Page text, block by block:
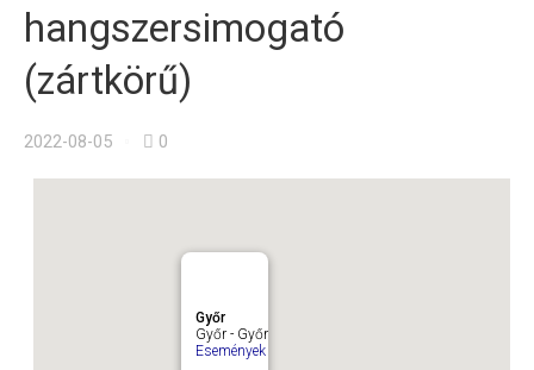
hangszersimogató
(zártkörű)
2022-08-05 0
Győr
Győr - Győr
Események